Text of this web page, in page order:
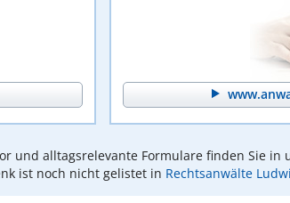
und alltagsrelevante Formulare finden Sie in
ist noch nicht gelistet in Rechtsanwälte